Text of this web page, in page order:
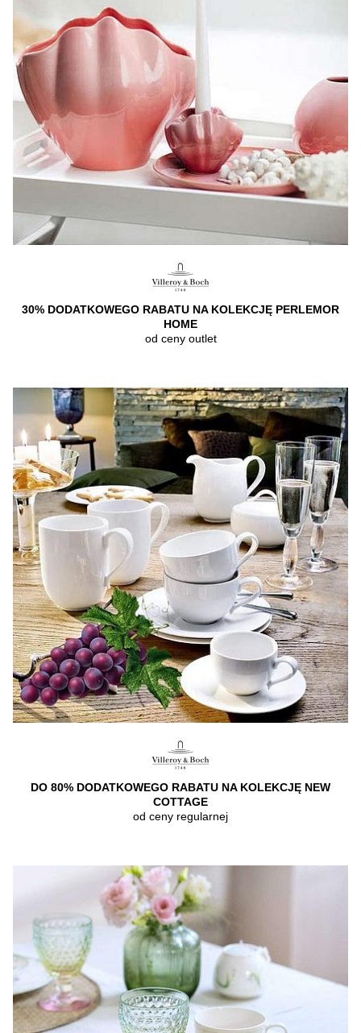
30% DODATKOWEGO RABATU NA KOLEKCJĘ PERLEMOR
HOME
od ceny outlet
DO 80% DODATKOWEGO RABATU NA KOLEKCJĘ NEW
COTTAGE
od ceny regularnej